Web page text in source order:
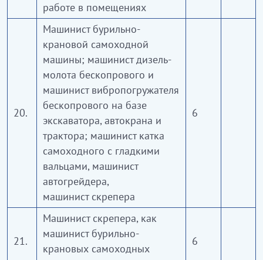
работе в помещениях
20.
Машинист бурильно-
крановой самоходной
машины; машинист дизель-
молота бескопрового и
машинист вибропогружателя
бескопрового на базе
экскаватора, автокрана и
трактора; машинист катка
самоходного с гладкими
вальцами, машинист
автогрейдера,
машинист скрепера
6
21.
Машинист скрепера, как
машинист бурильно-
крановых самоходных
6